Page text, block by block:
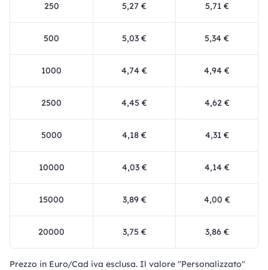
250 5,27 € 5,71 €
500 5,03 € 5,34 €
1000 4,74 € 4,94 €
2500 4,45 € 4,62 €
5000 4,18 € 4,31 €
10000 4,03 € 4,14 €
15000 3,89 € 4,00 €
20000 3,75 € 3,86 €
Prezzo in Euro/Cad iva esclusa. Il valore "Personalizzato"